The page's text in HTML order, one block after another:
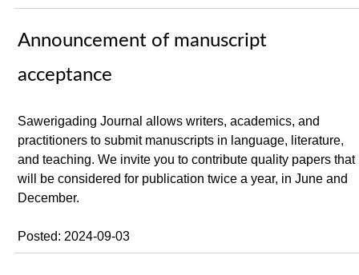
Announcement of manuscript
acceptance
Sawerigading Journal allows writers, academics, and
practitioners to submit manuscripts in language, literature,
and teaching. We invite you to contribute quality papers that
will be considered for publication twice a year, in June and
December.
Posted: 2024-09-03